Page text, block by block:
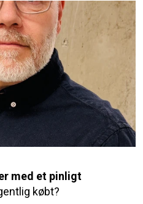
med et pinligt
købt?